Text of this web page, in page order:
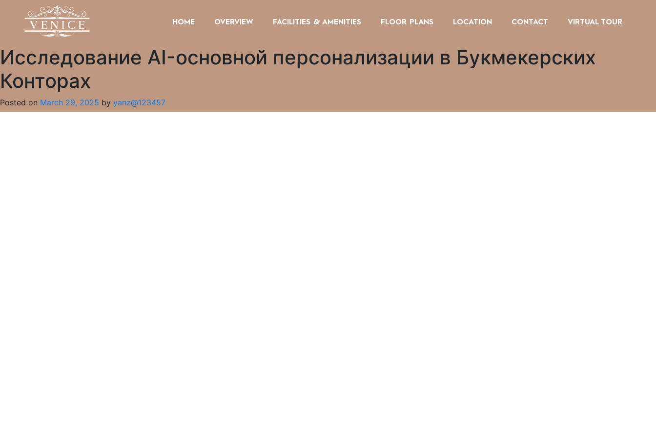
HOME OVERVIEW FACILITIES & AMENITIES FLOOR PLANS LOCATION CONTACT VIRTUAL TOUR
Исследование AI-основной персонализации в Букмекерских
Конторах
Posted on March 29, 2025 by yanz@123457